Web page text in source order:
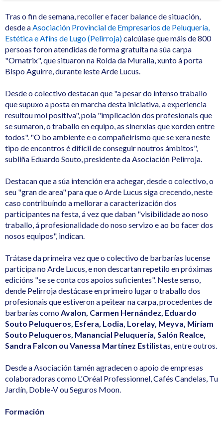
Tras o fin de semana, recoller e facer balance de situación,
desde a Asociación Provincial de Empresarios de Peluquería,
Estética e Afíns de Lugo (Pelirroja)calcúlase que máis de 800
persoas foron atendidas de forma gratuíta na súa carpa
"Ornatrix", que situaron na Rolda da Muralla, xunto á porta
Bispo Aguirre, durante leste Arde Lucus.
Desde o colectivo destacan que "a pesar do intenso traballo
que supuxo a posta en marcha desta iniciativa, a experiencia
resultou moi positiva", pola "implicación dos profesionais que
se sumaron, o traballo en equipo, as sinerxías que xorden entre
todos". "O bo ambiente e o compañeirismo que se xera neste
tipo de encontros é difícil de conseguir noutros ámbitos",
subliña Eduardo Souto, presidente da Asociación Pelirroja.
Destacan que a súa intención era achegar, desde o colectivo, o
seu "gran de area" para que o Arde Lucus siga crecendo, neste
caso contribuíndo a mellorar a caracterización dos
participantes na festa, á vez que daban "visibilidade ao noso
traballo, á profesionalidade do noso servizo e ao bo facer dos
nosos equipos", indican.
Trátase da primeira vez que o colectivo de barbarías lucense
participa no Arde Lucus, e non descartan repetilo en próximas
edicións "se se conta cos apoios suficientes". Neste senso,
dende Pelirroja destácase en primeiro lugar o traballo dos
profesionais que estiveron a peitear na carpa, procedentes de
barbarías como Avalon, Carmen Hernández, Eduardo
Souto Peluqueros, Esfera, Lodia, Lorelay, Meyva, Miriam
Souto Peluqueros, Manancial Peluquería, Salón Realce,
Sandra Falcon ou Vanessa Martínez Estilistas, entre outros.
Desde a Asociación tamén agradecen o apoio de empresas
colaboradoras como L'Oréal Professionnel, Cafés Candelas, Tu
Jardín, Doble-V ou Seguros Moon.
Formación